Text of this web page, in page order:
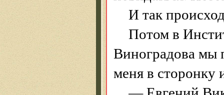
И так
Потом в
Виноградова мы
меня в сторонку